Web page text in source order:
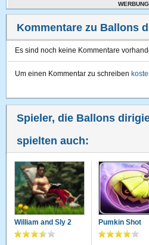
WERBUNG
Kommentare zu Ballons
Es sind noch keine Kommentare
Um einen Kommentar zu schreiben
Spieler, die Ballons
spielten auch:
William and Sly 2 Pumkin Shot